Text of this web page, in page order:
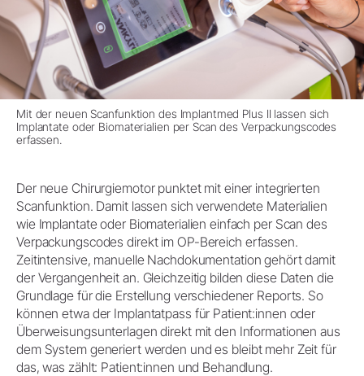
Mit der neuen Scanfunktion des Implantmed Plus II lassen sich
Implantate oder Biomaterialien per Scan des Verpackungscodes
erfassen.
Der neue Chirurgiemotor punktet mit einer integrierten
Scanfunktion. Damit lassen sich verwendete Materialien
wie Implantate oder Biomaterialien einfach per Scan des
Verpackungscodes direkt im OP-Bereich erfassen.
Zeitintensive, manuelle Nachdokumentation gehört damit
der Vergangenheit an. Gleichzeitig bilden diese Daten die
Grundlage für die Erstellung verschiedener Reports. So
können etwa der Implantatpass für Patient:innen oder
Überweisungsunterlagen direkt mit den Informationen aus
dem System generiert werden und es bleibt mehr Zeit für
das, was zählt: Patient:innen und Behandlung.